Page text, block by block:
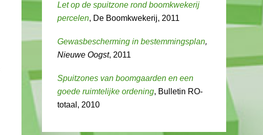
Let op de spuitzone rond boomkwekerij
percelen, De Boomkwekerij, 2011
Gewasbescherming in bestemmingsplan,
Nieuwe Oogst, 2011
Spuitzones van boomgaarden en een
goede ruimtelijke ordening, Bulletin RO-
totaal, 2010